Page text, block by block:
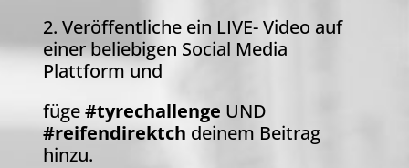
2. Veröffentliche ein LIVE- Video auf
einer beliebigen Social Media
Plattform und
füge#tyrechallenge UND
#reifendirektch deinem Beitrag
hinzu.